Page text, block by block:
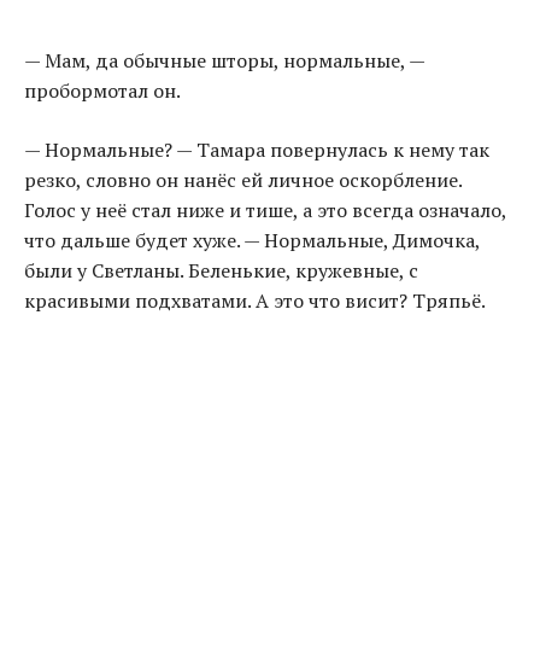
— Мам, да обычные шторы, нормальные, —
пробормотал он.
— Нормальные? — Тамара повернулась к нему так
резко, словно он нанёс ей личное оскорбление.
Голос у неё стал ниже и тише, а это всегда означало,
что дальше будет хуже. — Нормальные, Димочка,
были у Светланы. Беленькие, кружевные, с
красивыми подхватами. А это что висит? Тряпьё.